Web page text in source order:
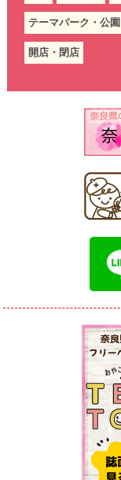
テーマパーク・公園
開店・閉店